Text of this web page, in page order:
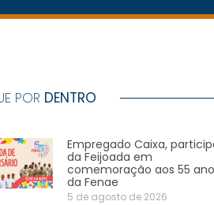
POR DENTRO
Empregado Caixa,
da Feijoada em
comemoração aos 55
da Fenae
5 de agosto de 2026